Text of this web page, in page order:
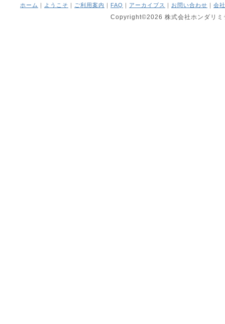
ホーム ｜ ようこそ ｜ ご利用案内 ｜ FAQ ｜ アーカイブス ｜ お問い合わせ ｜ 会
Copyright©2026 株式会社ホンダリ